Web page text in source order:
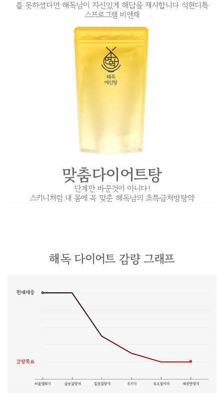
를 못하셨다면 해독남이 자신있게 해답을 제시합니다 석현디톡
스프로그램 비앤채
맞춤다이어트탕
단계만 바꾼것이 아니다!
스키니처럼 내 몸에 꼭 맞춘 해독남의 초특급처방탕약
해독 다이어트 감량 그래프